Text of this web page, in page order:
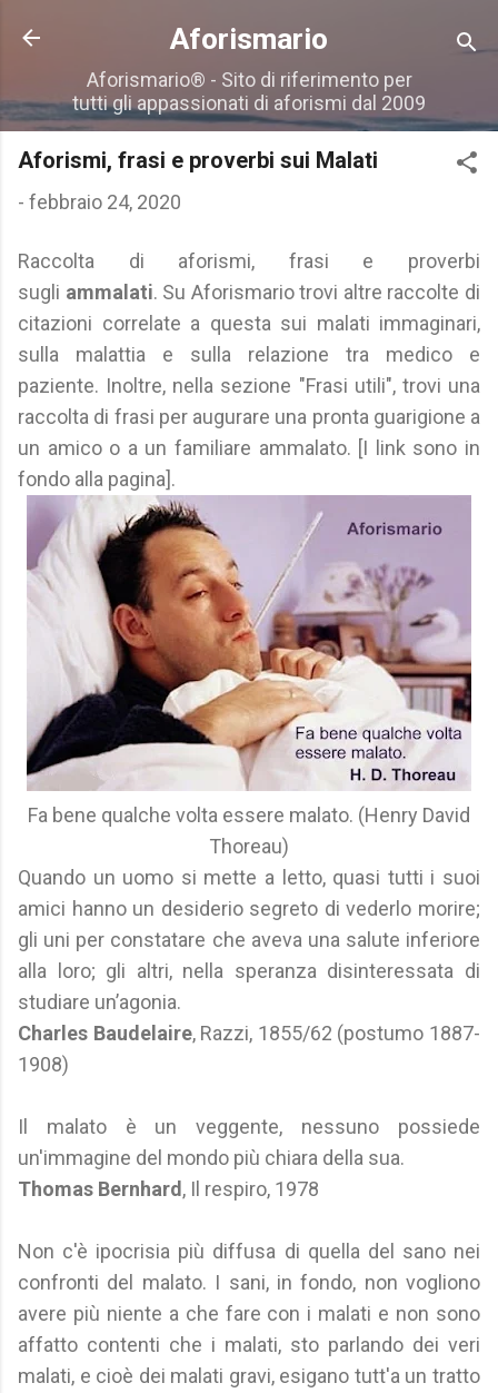
Passa ai contenuti principali
Aforismario
Aforismario® - Sito di riferimento per
tutti gli appassionati di aforismi dal 2009
Aforismi, frasi e proverbi sui Malati
- febbraio 24, 2020
Raccolta di aforismi, frasi e proverbi
sugli ammalati. Su Aforismario trovi altre raccolte di
citazioni correlate a questa sui malati immaginari,
sulla malattia e sulla relazione tra medico e
paziente. Inoltre, nella sezione "Frasi utili", trovi una
raccolta di frasi per augurare una pronta guarigione a
un amico o a un familiare ammalato. [I link sono in
fondo alla pagina].
Fa bene qualche volta essere malato. (Henry David
Thoreau)
Quando un uomo si mette a letto, quasi tutti i suoi
amici hanno un desiderio segreto di vederlo morire;
gli uni per constatare che aveva una salute inferiore
alla loro; gli altri, nella speranza disinteressata di
studiare un’agonia.
Charles Baudelaire, Razzi, 1855/62 (postumo 1887-
1908)
Il malato è un veggente, nessuno possiede
un'immagine del mondo più chiara della sua.
Thomas Bernhard , Il respiro, 1978
Non c'è ipocrisia più diffusa di quella del sano nei
confronti del malato. I sani, in fondo, non vogliono
avere più niente a che fare con i malati e non sono
affatto contenti che i malati, sto parlando dei veri
malati, e cioè dei malati gravi, esigano tutt'a un tratto